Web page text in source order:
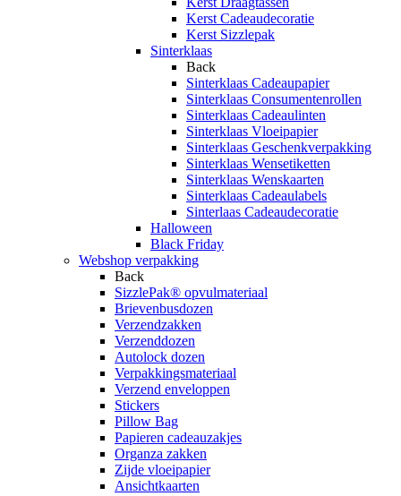
Kerst Cadeaudecoratie
Kerst Sizzlepak
Sinterklaas
Back
Sinterklaas Cadeaupapier
Sinterklaas Consumentenrollen
Sinterklaas Cadeaulinten
Sinterklaas Vloeipapier
Sinterklaas Geschenkverpakking
Sinterklaas Wensetiketten
Sinterklaas Wenskaarten
Sinterklaas Cadeaulabels
Sinterlaas Cadeaudecoratie
Halloween
Black Friday
Webshop verpakking
Back
SizzlePak® opvulmateriaal
Brievenbusdozen
Verzendzakken
Verzenddozen
Autolock dozen
Verpakkingsmateriaal
Verzend enveloppen
Stickers
Pillow Bag
Papieren cadeauzakjes
Organza zakken
Zijde vloeipapier
Ansichtkaarten